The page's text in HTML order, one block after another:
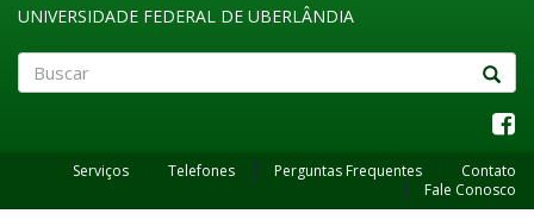
UNIVERSIDADE FEDERAL DE UBERLÂNDIA
Serviços Telefones Perguntas Frequentes
Contato
Fale Conosco